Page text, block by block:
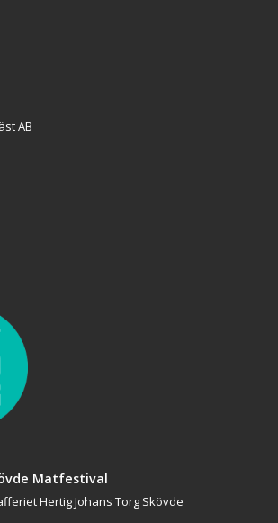
AB
Matfestival
Hertig Johans Torg Skövde